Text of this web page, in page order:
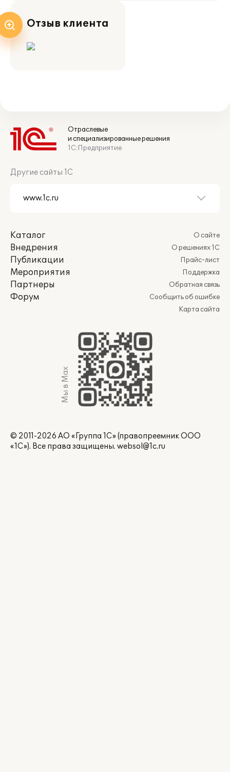
Отзыв клиента
Отраслевые
и специализированные решения
1С:Предприятие
Другие сайты 1С
Каталог
Внедрения
Публикации
Мероприятия
Партнеры
Форум
О сайте
О решениях 1С
Прайс-лист
Поддержка
Обратная связь
Сообщить об ошибке
Карта сайта
Мы в Max
© 2011-2026 АО «Группа 1С» (правопреемник ООО
«1С»). Все права защищены. websol@1c.ru